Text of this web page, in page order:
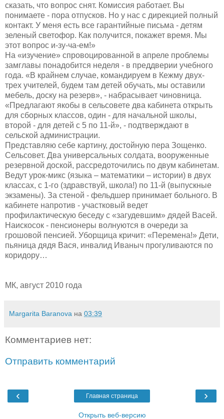
сказать, что вопрос снят. Комиссия работает. Вы
понимаете - пора отпусков. Но у нас с дирекцией полный
контакт. У меня есть все гарантийные письма - детям
зеленый светофор. Как получится, покажет время. Мы
этот вопрос и-зу-ча-ем!»
На «изучение» спровоцированной в апреле проблемы
замглавы понадобится неделя - в преддверии учебного
года. «В крайнем случае, командируем в Кежму двух-
трех учителей, будем там детей обучать, мы оставили
мебель, доску на резерв», - набрасывает чиновница.
«Предлагают якобы в сельсовете два кабинета открыть
для сборных классов, один - для начальной школы,
второй - для детей с 5 по 11-й», - подтверждают в
сельской администрации.
Представляю себе картину, достойную пера Зощенко.
Сельсовет. Два универсальных солдата, вооруженные
резервной доской, рассредоточились по двум кабинетам.
Ведут урок-микс (языка – математики – истории) в двух
классах, с 1-го (здравствуй, школа!) по 11-й (выпускные
экзамены). За стеной - фельдшер принимает больного. В
кабинете напротив - участковый ведет
профилактическую беседу с «загудевшим» дядей Васей.
Наискосок - пенсионеры волнуются в очереди за
грошовой пенсией. Уборщица кричит: «Перемена!» Дети,
пьяница дядя Вася, инвалид Иваныч прогуливаются по
коридору…
МК, август 2010 года
Margarita Baranova на 03:39
Комментариев нет:
Отправить комментарий
‹ ›
Главная страница
Открыть веб-версию